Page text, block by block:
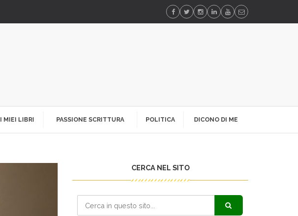
I MIEI LIBRI PASSIONE SCRITTURA POLITICA DICONO DI ME
CERCA NEL SITO